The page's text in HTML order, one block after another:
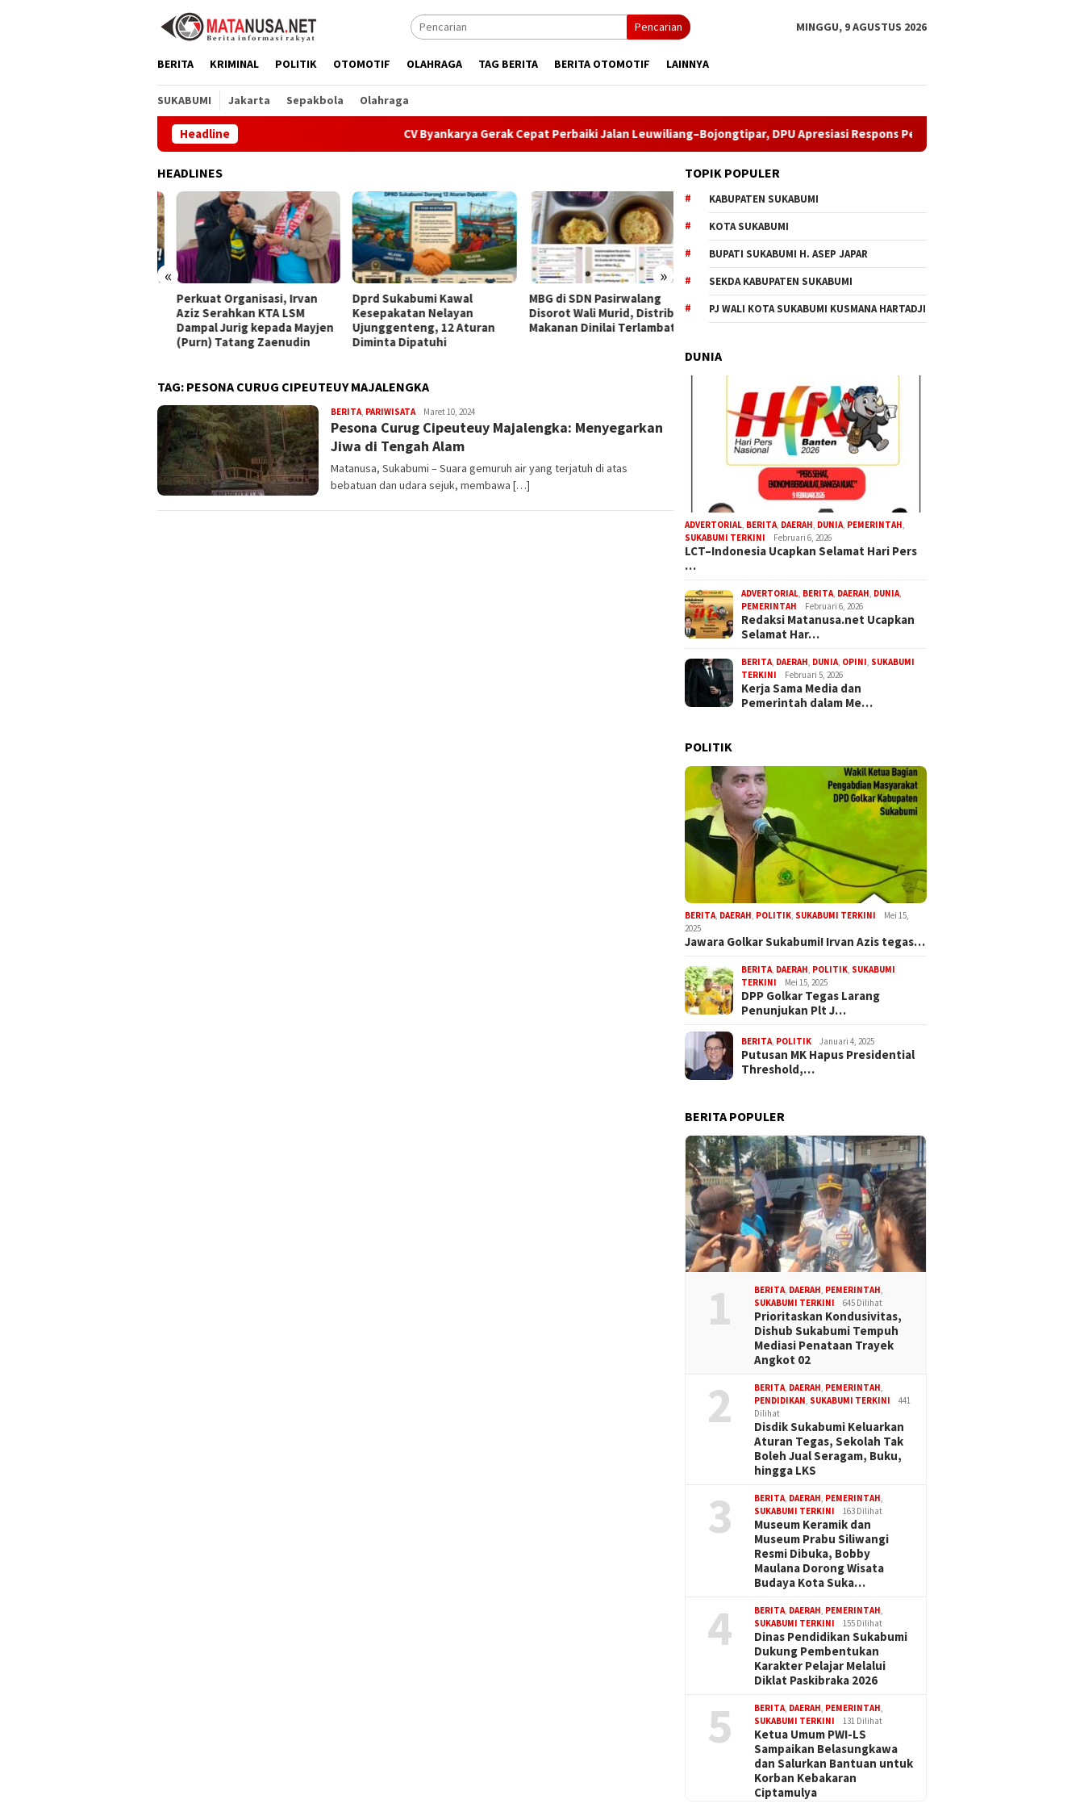
Pencarian MINGGU, 9 AGUSTUS 2026
BERITA KRIMINAL POLITIK OTOMOTIF OLAHRAGA TAG BERITA BERITA OTOMOTIF LAINNYA
SUKABUMI Jakarta Sepakbola Olahraga
Headline CV Byankarya Gerak Cepat Perbaiki Jalan Leuwiliang–Bojongtipar, DPU Apresiasi Respons Penyedia
HEADLINES
« »
Perkuat Organisasi, Irvan
Aziz Serahkan KTA LSM
Dampal Jurig kepada Mayjen
(Purn) Tatang Zaenudin
Dprd Sukabumi Kawal
Kesepakatan Nelayan
Ujunggenteng, 12 Aturan
Diminta Dipatuhi
MBG di SDN Pasirwalang
Disorot Wali Murid, Distribusi
Makanan Dinilai Terlambat
Dentuman Tambur Buka Hari
Jadi Kabupaten Sukabumi
ke-156, Plara Fest
CV Byankarya Gerak Cepat
Perbaiki Jalan Leuwiliang–
Bojongtipar, DPU Apresiasi
TAG: PESONA CURUG CIPEUTEUY MAJALENGKA
BERITA, PARIWISATAR
Iyan
Satria
Maret 10, 2024
Pesona Curug Cipeuteuy Majalengka: Menyegarkan
Jiwa di Tengah Alam
Matanusa, Sukabumi – Suara gemuruh air yang terjatuh di atas
bebatuan dan udara sejuk, membawa […]
TOPIK POPULER
KABUPATEN SUKABUMI
KOTA SUKABUMI
BUPATI SUKABUMI H. ASEP JAPAR
SEKDA KABUPATEN SUKABUMI
PJ WALI KOTA SUKABUMI KUSMANA HARTADJI
DUNIA
ADVERTORIAL BERITA DAERAH DUNIA PEMERINTAH
SUKABUMI TERKINI
Februari 6, 2026
LCT–Indonesia Ucapkan Selamat Hari Pers
…
ADVERTORIAL BERITA DAERAH DUNIA
PEMERINTAH
Februari 6, 2026
Redaksi Matanusa.net Ucapkan
Selamat Har…
BERITA DAERAH DUNIA OPINI SUKABUMI
TERKINI
Februari 5, 2026
Kerja Sama Media dan
Pemerintah dalam Me…
POLITIK
BERITA DAERAH POLITIK SUKABUMI TERKINI
Mei 15,
2025
Jawara Golkar Sukabumi! Irvan Azis tegas…
BERITA DAERAH POLITIK SUKABUMI
TERKINI
Mei 15, 2025
DPP Golkar Tegas Larang
Penunjukan Plt J…
BERITA POLITIK Januari 4, 2025
Putusan MK Hapus Presidential
Threshold,…
BERITA POPULER
1 BERITA, DAERAH, PEMERINTAH,
SUKABUMI TERKINI
645 Dilihat
Prioritaskan Kondusivitas,
Dishub Sukabumi Tempuh
Mediasi Penataan Trayek
Angkot 02
2 BERITA, DAERAH, PEMERINTAH,
PENDIDIKAN, SUKABUMI TERKINI
441
Dilihat
Disdik Sukabumi Keluarkan
Aturan Tegas, Sekolah Tak
Boleh Jual Seragam, Buku,
hingga LKS
3 BERITA, DAERAH, PEMERINTAH,
SUKABUMI TERKINI
163 Dilihat
Museum Keramik dan
Museum Prabu Siliwangi
Resmi Dibuka, Bobby
Maulana Dorong Wisata
Budaya Kota Suka…
4 BERITA, DAERAH, PEMERINTAH,
SUKABUMI TERKINI
155 Dilihat
Dinas Pendidikan Sukabumi
Dukung Pembentukan
Karakter Pelajar Melalui
Diklat Paskibraka 2026
5 BERITA, DAERAH, PEMERINTAH,
SUKABUMI TERKINI
131 Dilihat
Ketua Umum PWI-LS
Sampaikan Belasungkawa
dan Salurkan Bantuan untuk
Korban Kebakaran
Ciptamulya